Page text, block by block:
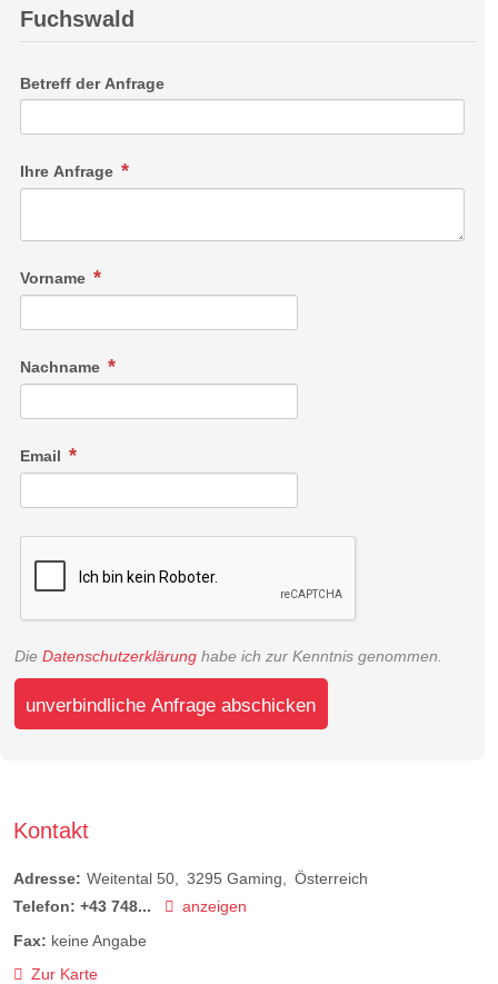
Fuchswald
Betreff der Anfrage
Ihre Anfrage
Vorname
Nachname
Email
Die Datenschutzerklärung habe ich zur Kenntnis genommen.
unverbindliche Anfrage abschicken
Kontakt
Adresse: Weitental 50 3295 Gaming
Österreich
Telefon: +43 748...
anzeigen
Fax: keine Angabe
Zur Karte